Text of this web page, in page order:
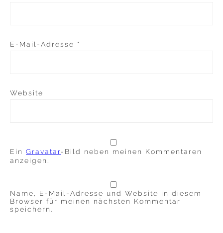
E-Mail-Adresse *
Website
Ein Gravatar-Bild neben meinen Kommentaren
anzeigen.
Name, E-Mail-Adresse und Website in diesem
Browser für meinen nächsten Kommentar
speichern.